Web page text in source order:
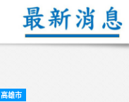
高雄市